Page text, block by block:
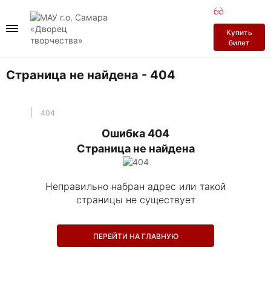
Купить
билет
Страница не найдена - 404
404
Ошибка 404
Страница не найдена
Неправильно набран адрес или такой
страницы не существует
ПЕРЕЙТИ НА ГЛАВНУЮ
ДК на
Перейти в
ДК
Перейти в
Перейти в